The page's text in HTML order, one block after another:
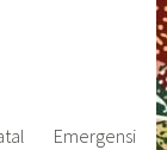
Emergensi